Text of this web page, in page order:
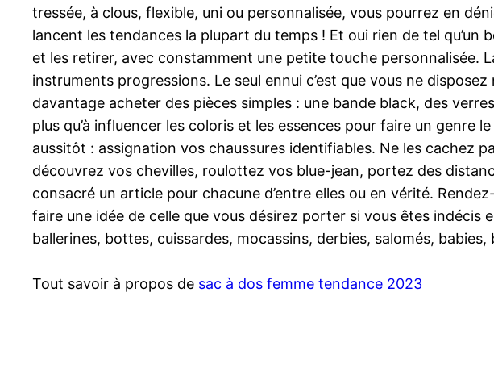
tressée, à clous, flexible, uni ou personnalisée, vous pourrez en
lancent les tendances la plupart du temps ! Et oui rien de tel
et les retirer, avec constamment une petite touche personnalisée.
instruments progressions. Le seul ennui c’est que vous ne
davantage acheter des pièces simples : une bande black, des
plus qu’à influencer les coloris et les essences pour faire un
aussitôt : assignation vos chaussures identifiables. Ne les cachez
découvrez vos chevilles, roulottez vos blue-jean, portez des
consacré un article pour chacune d’entre elles ou en vérité.
faire une idée de celle que vous désirez porter si vous êtes
ballerines, bottes, cuissardes, mocassins, derbies, salomés,
Tout savoir à propos de sac à dos femme tendance 2023